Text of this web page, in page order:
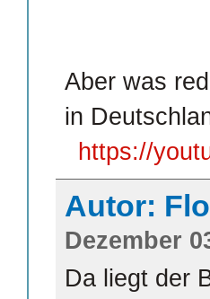
Aber was
in
https://
Autor:
Dezember
Da liegt der